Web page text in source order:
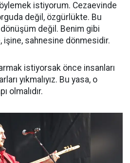
istiyorum. Cezaevinde
değil, özgürlükte. Bu
değil. Benim gibi
işine, sahnesine dönmesidir.
istiyorsak önce insanları
yıkmalıyız. Bu yasa, o
olmalıdır.